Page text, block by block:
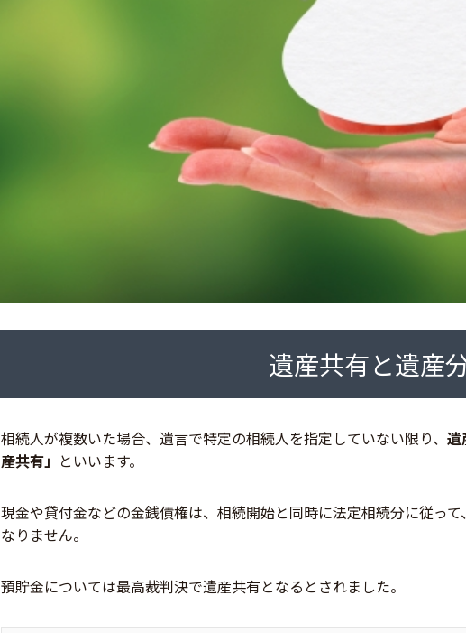
遺産共有と遺産
相続人が複数いた場合、遺言で特定の相続人を指定していない限り、 遺
産共有」 といいます。
現金や貸付金などの金銭債権は、相続開始と同時に法定相続分に従っ
なりません。
預貯金については最高裁判決で遺産共有となるとされました。